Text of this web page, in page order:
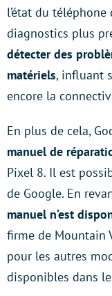
l’état du
diagnostics plus
détecter des
matériels, influant
encore la
En plus de cela,
manuel de
Pixel 8. Il est
de Google. En
manuel n’est
firme de Mountain
pour les autres
disponibles dans